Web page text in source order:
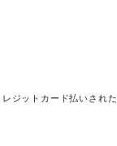
ジットカード払いされた